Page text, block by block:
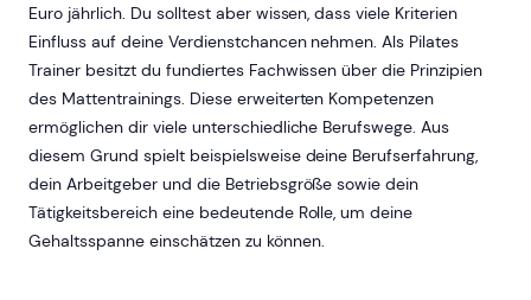
Euro jährlich. Du solltest aber wissen, dass viele Kriterien
Einfluss auf deine Verdienstchancen nehmen. Als Pilates
Trainer besitzt du fundiertes Fachwissen über die Prinzipien
des Mattentrainings. Diese erweiterten Kompetenzen
ermöglichen dir viele unterschiedliche Berufswege. Aus
diesem Grund spielt beispielsweise deine Berufserfahrung,
dein Arbeitgeber und die Betriebsgröße sowie dein
Tätigkeitsbereich eine bedeutende Rolle, um deine
Gehaltsspanne einschätzen zu können.